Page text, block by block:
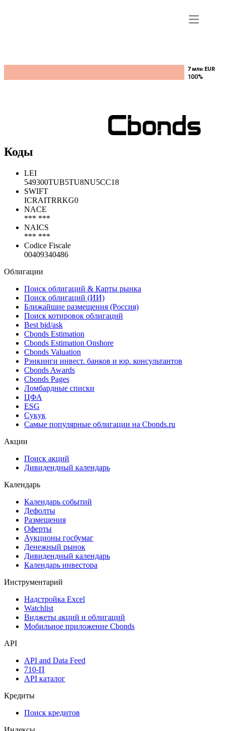
7 млн EUR
100%
7 млн EUR
100%
Коды
LEI
549300TUB5TU8NU5CC18
SWIFT
ICRAITRRKG0
NACE
*** ***
NAICS
*** ***
Codice Fiscale
00409340486
Облигации
Поиск облигаций & Карты рынка
Поиск облигаций (ИИ)
Ближайшие размещения (Россия)
Поиск котировок облигаций
Best bid/ask
Cbonds Estimation
Cbonds Estimation Onshore
Cbonds Valuation
Рэнкинги инвест. банков и юр. консультантов
Cbonds Awards
Cbonds Pages
Ломбардные списки
ЦФА
ESG
Сукук
Самые популярные облигации на Cbonds.ru
Акции
Поиск акций
Дивидендный календарь
Календарь
Календарь событий
Дефолты
Размещения
Оферты
Аукционы госбумаг
Денежный рынок
Дивидендный календарь
Календарь инвестора
Инструментарий
Надстройка Excel
Watchlist
Виджеты акций и облигаций
Мобильное приложение Cbonds
API
API and Data Feed
710-П
API каталог
Кредиты
Поиск кредитов